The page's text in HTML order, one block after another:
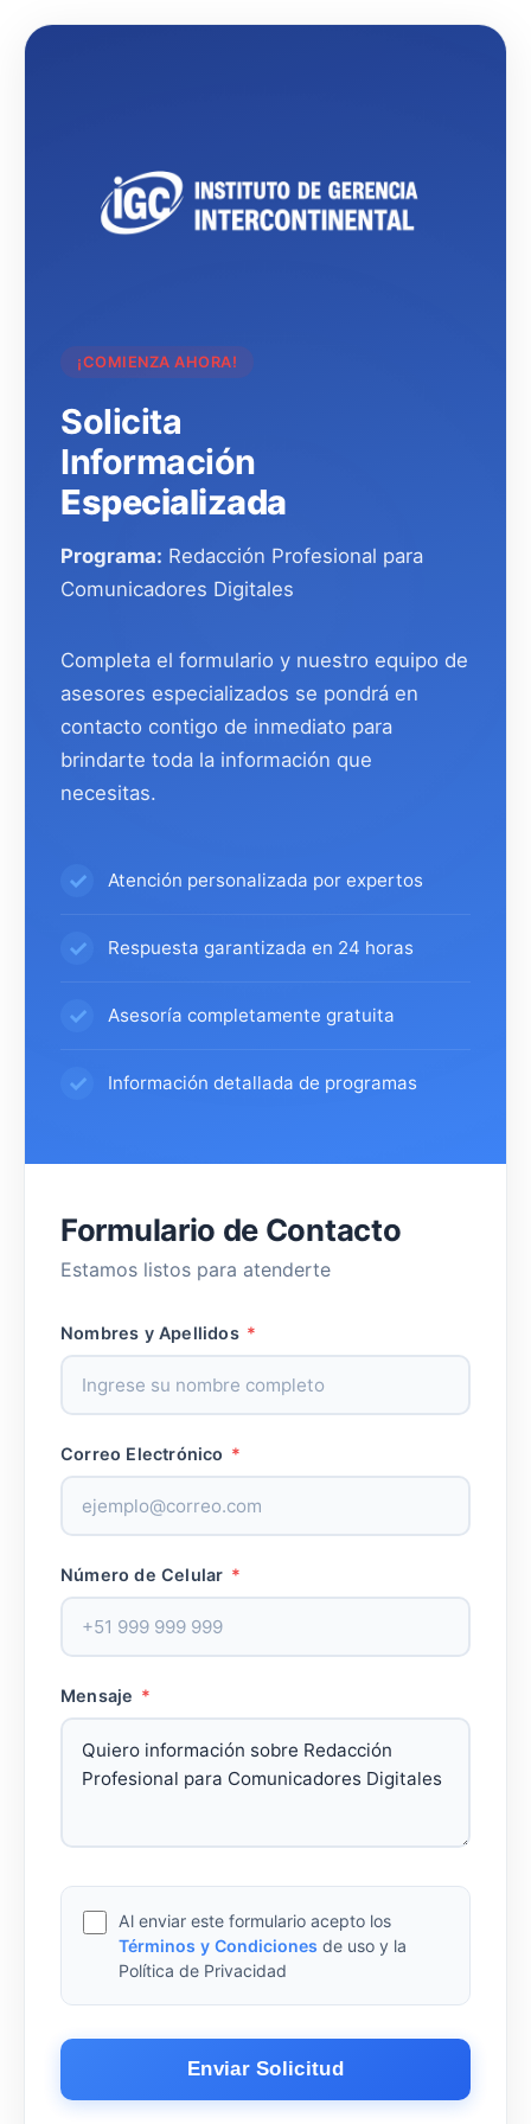
¡COMIENZA AHORA!
Solicita
Información
Especializada
Programa: Redacción Profesional para
Comunicadores Digitales
Completa el formulario y nuestro equipo de
asesores especializados se pondrá en
contacto contigo de inmediato para
brindarte toda la información que
necesitas.
Atención personalizada por expertos
Respuesta garantizada en 24 horas
Asesoría completamente gratuita
Información detallada de programas
Formulario de Contacto
Estamos listos para atenderte
Nombres y Apellidos *
Correo Electrónico *
Número de Celular *
Mensaje *
Al enviar este formulario acepto los
Términos y Condiciones de uso y la
Política de Privacidad
Enviar Solicitud